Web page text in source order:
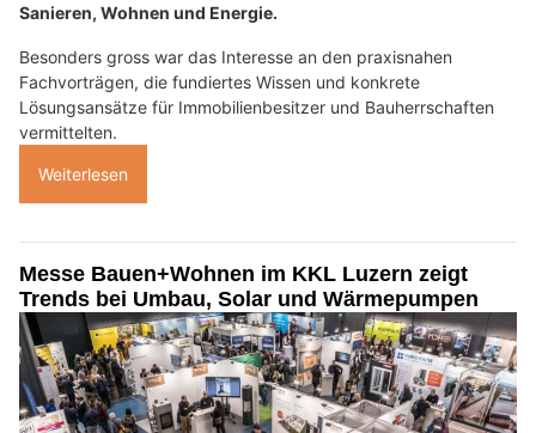
Sanieren, Wohnen und Energie.
Besonders gross war das Interesse an den praxisnahen
Fachvorträgen, die fundiertes Wissen und konkrete
Lösungsansätze für Immobilienbesitzer und Bauherrschaften
vermittelten.
Weiterlesen
Messe Bauen+Wohnen im KKL Luzern zeigt
Trends bei Umbau, Solar und Wärmepumpen